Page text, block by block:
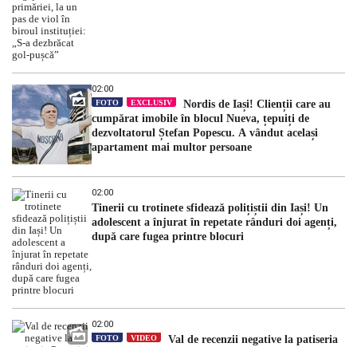
02:00
FOTO EXCLUSIV
Nordis de Iași! Clienții care au
cumpărat imobile în blocul Nueva, țepuiți de
dezvoltatorul Ștefan Popescu. A vândut același
apartament mai multor persoane
02:00
Tinerii cu trotinete sfidează polițiștii din Iași! Un
adolescent a înjurat în repetate rânduri doi agenți,
după care fugea printre blocuri
02:00
FOTO VIDEO
Val de recenzii negative la patiseria